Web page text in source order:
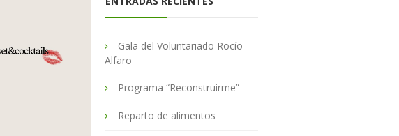
Gala del Voluntariado Rocío
Alfaro
Programa “Reconstruirme”
Reparto de alimentos